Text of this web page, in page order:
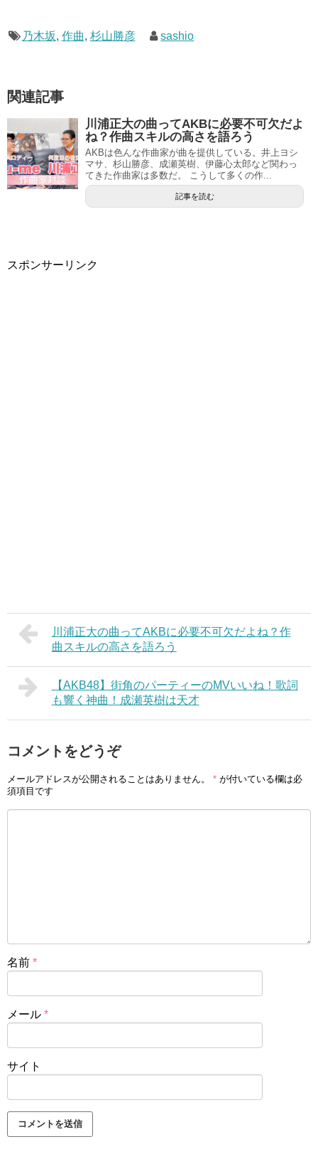
乃木坂, 作曲, 杉山勝彦 sashio
関連記事
川浦正大の曲ってAKBに必要不可欠だよ
ね？作曲スキルの高さを語ろう
AKBは色んな作曲家が曲を提供している。井上ヨシ
マサ、杉山勝彦、成瀬英樹、伊藤心太郎など関わっ
てきた作曲家は多数だ。 こうして多くの作...
記事を読む
スポンサーリンク
川浦正大の曲ってAKBに必要不可欠だよね？作
曲スキルの高さを語ろう
【AKB48】街角のパーティーのMVいいね！歌詞
も響く神曲！成瀬英樹は天才
コメントをどうぞ
メールアドレスが公開されることはありません。 * が付いている欄は必
須項目です
名前 *
メール *
サイト